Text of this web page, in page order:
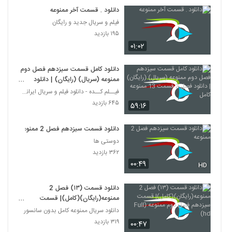
۰۱:۰۲
دانلود . قسمت آخر ممنوعه
فیلم و سریال جدید و رایگان
۱۹۵ بازدید
۵۹:۱۶
دانلود کامل قسمت سیزدهم فصل دوم
ممنوعه (سریال) (رایگان) | دانلود
فصل 2 قسمت 13 ممنوعه کامل
فیــلم کــده - دانلود فیلم و سریال ایرانی (رایگان)
۶۴۵ بازدید
۰۰:۴۹ HD
دانلود قسمت سیزدهم فصل 2 ممنوعه
دوستی ها
۳۶۲ بازدید
۰۰:۴۷
دانلود قسمت (۱۳) فصل 2
ممنوعه(رایگان)(کامل)| قسمت
سیزدهم فصل دوم ممنوعه (Full hd)
دانلود سریال ممنوعه کامل بدون سانسور
۳۱۹ بازدید